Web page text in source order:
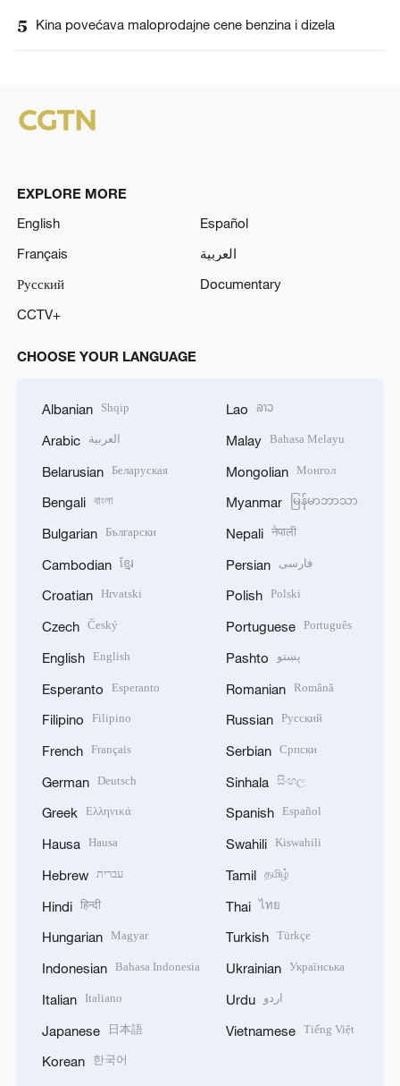
5 Kina povećava maloprodajne cene benzina i dizela
EXPLORE MORE
English
Español
Français
العربية
Русский
Documentary
CCTV+
CHOOSE YOUR LANGUAGE
Albanian Shqip
Arabic العربية
Belarusian Беларуская
Bengali বাংলা
Bulgarian Български
Cambodian ខ្មែរ
Croatian Hrvatski
Czech Český
English English
Esperanto Esperanto
Filipino Filipino
French Français
German Deutsch
Greek Ελληνικά
Hausa Hausa
Hebrew עברית
Hindi हिन्दी
Hungarian Magyar
Indonesian Bahasa Indonesia
Italian Italiano
Japanese 日本語
Korean 한국어
Lao ລາວ
Malay Bahasa Melayu
Mongolian Монгол
Myanmar မြန်မာဘာသာ
Nepali नेपाली
Persian فارسی
Polish Polski
Portuguese Português
Pashto پښتو
Romanian Română
Russian Русский
Serbian Српски
Sinhala සිංහල
Spanish Español
Swahili Kiswahili
Tamil தமிழ்
Thai ไทย
Turkish Türkçe
Ukrainian Українська
Urdu اردو
Vietnamese Tiếng Việt